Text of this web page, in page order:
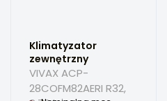
Klimatyzator
zewnętrzny
VIVAX ACP-
28COFM82AERI R32,